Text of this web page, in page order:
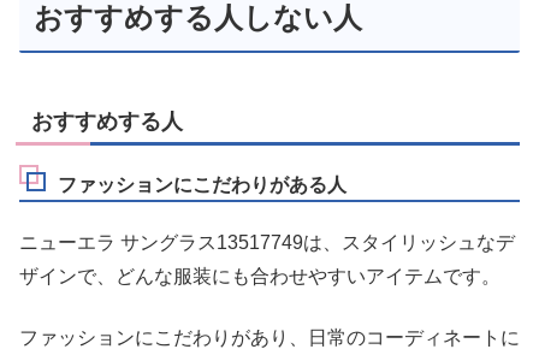
おすすめする人しない人
おすすめする人
ファッションにこだわりがある人
ニューエラ サングラス13517749は、スタイリッシュなデ
ザインで、どんな服装にも合わせやすいアイテムです。
ファッションにこだわりがあり、日常のコーディネートに